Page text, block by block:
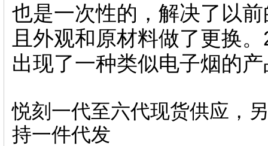
也是一次性的，解决了以
且外观和原材料做了更换
出现了一种类似电子烟的
悦刻一代至六代现货供应，
持一件代发